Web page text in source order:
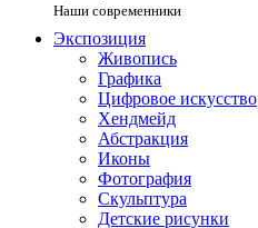
Наши современники
Экспозиция
Живопись
Графика
Цифровое искусство
Хендмейд
Абстракция
Иконы
Фотография
Скульптура
Детские рисунки